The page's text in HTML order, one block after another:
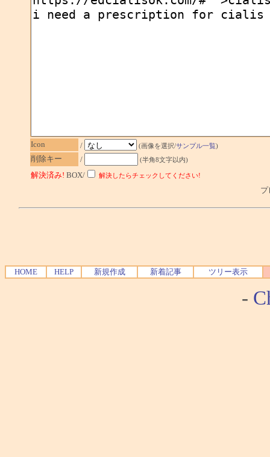
Icon / (画像を選択/サンプル一覧)
削除キー / (半角8文字以内)
解決済み! BOX/ 解決したらチェックしてください!
プ
HOME HELP 新規作成 新着記事 ツリー表示
-